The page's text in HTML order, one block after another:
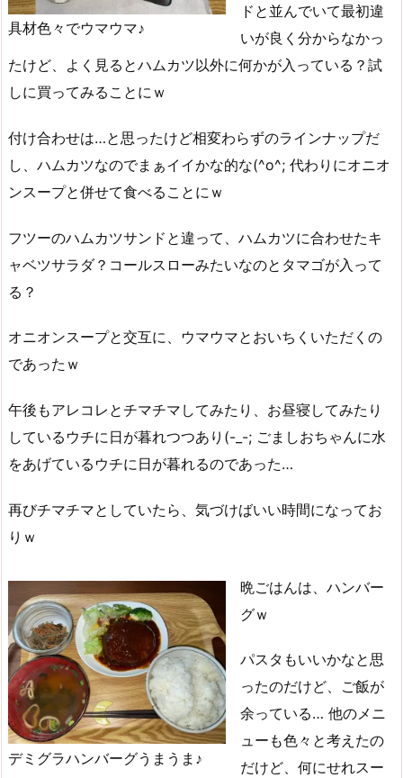
具材色々でウマウマ♪
ドと並んでいて最初違
いが良く分からなかっ
たけど、よく見るとハムカツ以外に何かが入っている？試
しに買ってみることにｗ
付け合わせは…と思ったけど相変わらずのラインナップだ
し、ハムカツなのでまぁイイかな的な(^o^; 代わりにオニオ
ンスープと併せて食べることにｗ
フツーのハムカツサンドと違って、ハムカツに合わせたキ
ャベツサラダ？コールスローみたいなのとタマゴが入って
る？
オニオンスープと交互に、ウマウマとおいちくいただくの
であったｗ
午後もアレコレとチマチマしてみたり、お昼寝してみたり
しているウチに日が暮れつつあり(-_-; ごましおちゃんに水
をあげているウチに日が暮れるのであった…
再びチマチマとしていたら、気づけばいい時間になってお
りｗ
デミグラハンバーグうまうま♪
晩ごはんは、ハンバー
グｗ
パスタもいいかなと思
ったのだけど、ご飯が
余っている… 他のメニ
ューも色々と考えたの
だけど、何にせれスー